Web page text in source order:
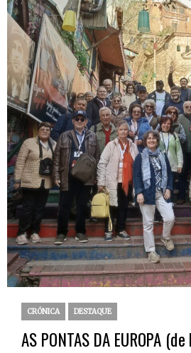
CRÓNICA DESTAQUE
AS PONTAS DA EUROPA